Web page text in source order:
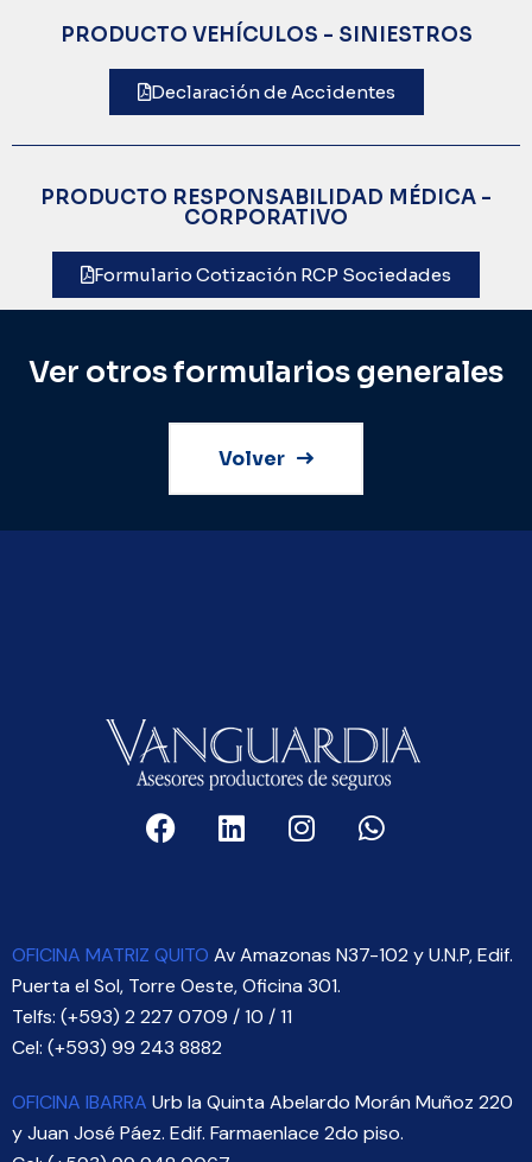
PRODUCTO VEHÍCULOS - SINIESTROS
Declaración de Accidentes
PRODUCTO RESPONSABILIDAD MÉDICA -
CORPORATIVO
Formulario Cotización RCP Sociedades
Ver otros formularios generales
Volver
OFICINA MATRIZ QUITO Av Amazonas N37-102 y U.N.P, Edif.
Puerta el Sol, Torre Oeste, Oficina 301.
Telfs: (+593) 2 227 0709 / 10 / 11
Cel: (+593) 99 243 8882
OFICINA IBARRA Urb la Quinta Abelardo Morán Muñoz 220
y Juan José Páez. Edif. Farmaenlace 2do piso.